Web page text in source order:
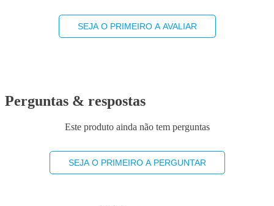
SEJA O PRIMEIRO A AVALIAR
Perguntas & respostas
Este produto ainda não tem perguntas
SEJA O PRIMEIRO A PERGUNTAR